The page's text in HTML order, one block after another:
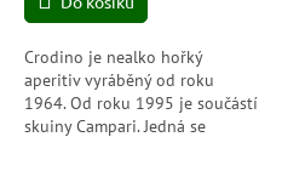
5
hvězdiček.
Crodino je nealko hořký
aperitiv vyráběný od roku
1964. Od roku 1995 je součástí
skuiny Campari. Jedná se